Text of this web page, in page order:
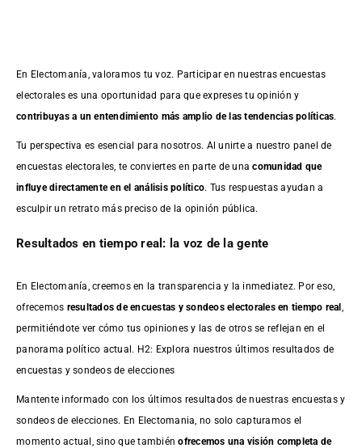
En Electomanía, valoramos tu voz. Participar en nuestras encuestas
electorales es una oportunidad para que expreses tu opinión y
contribuyas a un entendimiento más amplio de las tendencias políticas.
Tu perspectiva es esencial para nosotros. Al unirte a nuestro panel de
encuestas electorales, te conviertes en parte de unacomunidad que
influye directamente en el análisis político. Tus respuestas ayudan a
esculpir un retrato más preciso de la opinión pública.
Resultados en tiempo real: la voz de la gente
En Electomanía, creemos en la transparencia y la inmediatez. Por eso,
ofrecemos resultados deencuestas y sondeos electorales en tiempo real
permitiéndote ver cómo tus opiniones y las de otros se reflejan en el
panorama político actual. H2: Explora nuestros últimos resultados de
encuestas y sondeos de elecciones
Mantente informado con los últimos resultados de nuestras encuestasy
sondeos de elecciones. En Electomania, no solo capturamos el
momento actual, sino que tambiénofrecemos una visión completa de